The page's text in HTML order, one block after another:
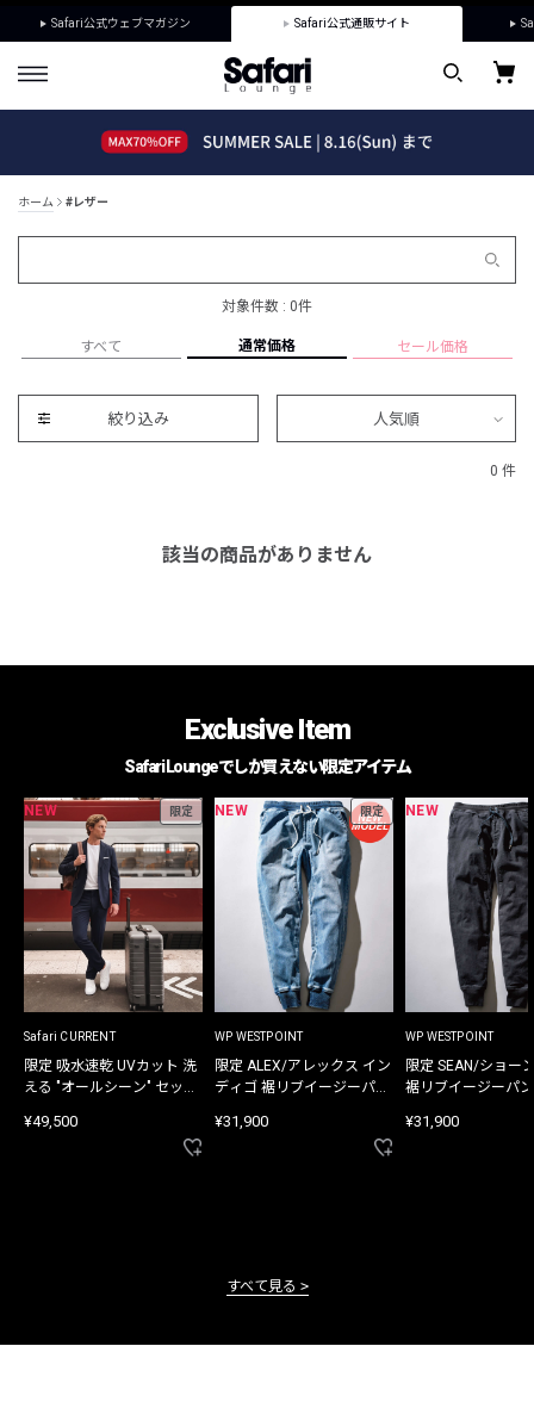
Safari公式ウェブマガジン Safari公式通販サイト
ホーム #レザー
対象件数 : 0件
すべて 通常価格 セール価格
絞り込み 人気順
0 件
該当の商品がありません
Exclusive Item
Safari Loungeでしか買えない限定アイテム
NEW 限定
Safari CURRENT
限定 吸水速乾 UVカット 洗
える "オールシーン" セット
¥49,500
NEW 限定
WP WESTPOINT
限定 ALEX/アレックス イン
ディゴ 裾リブイージーパン
¥31,900
NEW
WP WESTPOINT
限定 SEAN/ショー
裾リブイージーパ
¥31,900
すべて見る